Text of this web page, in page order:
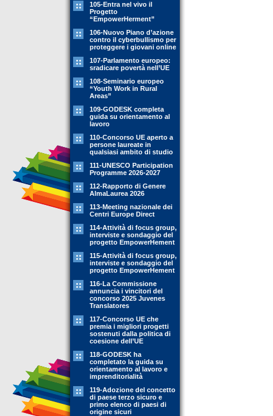
105-Entra nel vivo il
Progetto
“EmpowerHerment”
106-Nuovo Piano d’azione
contro il cyberbullismo per
proteggere i giovani online
107-Parlamento europeo:
sradicare povertà nell’UE
108-Seminario europeo
“Youth Work in Rural
Areas”
109-GODESK completa
guida su orientamento al
lavoro
110-Concorso UE aperto a
persone laureate in
qualsiasi ambito di studio
111-UNESCO Participation
Programme 2026-2027
112-Rapporto di Genere
AlmaLaurea 2026
113-Meeting nazionale dei
Centri Europe Direct
114-Attività di focus group,
interviste e sondaggio del
progetto EmpowerHement
115-Attività di focus group,
interviste e sondaggio del
progetto EmpowerHement
116-La Commissione
annuncia i vincitori del
concorso 2025 Juvenes
Translatores
117-Concorso UE che
premia i migliori progetti
sostenuti dalla politica di
coesione dell’UE
118-GODESK ha
completato la guida su
orientamento al lavoro e
imprenditorialità
119-Adozione del concetto
di paese terzo sicuro e
primo elenco di paesi di
origine sicuri